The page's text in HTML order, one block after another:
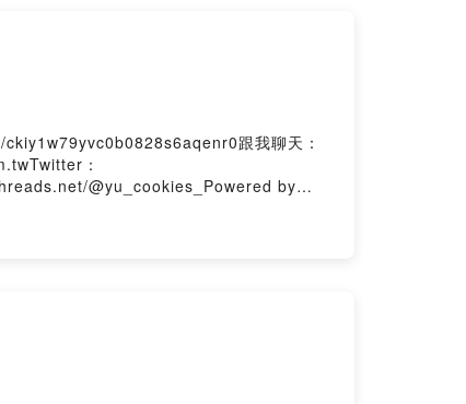
跟我聊天：
：
@yu_cookies_Powered by